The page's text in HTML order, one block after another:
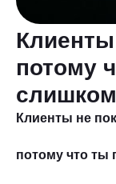
потому
Клиенты не
потому что ты